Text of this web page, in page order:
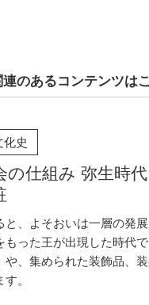
のあるコンテンツは
化史
の仕組み 弥生時
と、よそおいは一層の発
もった王が出現した時代
や、集められた装飾品、
。